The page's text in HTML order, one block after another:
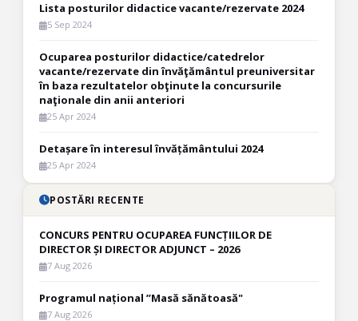
Lista posturilor didactice vacante/rezervate 2024
5 Sep 2024
Ocuparea posturilor didactice/catedrelor
vacante/rezervate din învăţământul preuniversitar
în baza rezultatelor obţinute la concursurile
naţionale din anii anteriori
25 Apr 2024
Detașare în interesul învățământului 2024
25 Apr 2024
POSTĂRI RECENTE
CONCURS PENTRU OCUPAREA FUNCȚIILOR DE
DIRECTOR ȘI DIRECTOR ADJUNCT – 2026
7 Aug 2026
Programul național ”Masă sănătoasă"
7 Aug 2026